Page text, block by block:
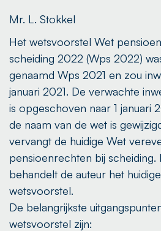
Mr. L. Stokkel
Het wetsvoorstel Wet
scheiding 2022 (Wps 2022)
genaamd Wps 2021 en zou
januari 2021. De verwachte
is opgeschoven naar 1 januari
de naam van de wet is
vervangt de huidige Wet
pensioenrechten bij scheiding.
behandelt de auteur het
wetsvoorstel.
De belangrijkste
wetsvoorstel zijn: